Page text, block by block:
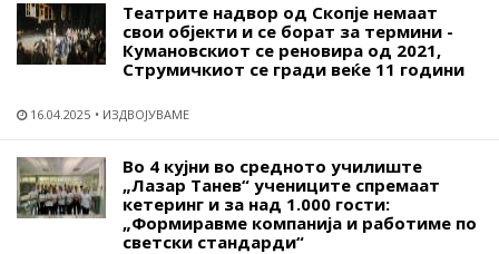
Театрите надвор од Скопје немаат
свои објекти и се борат за термини -
Кумановскиот се реновира од 2021,
Струмичкиот се гради веќе 11 години
16.04.2025 ИЗДВОЈУВАМЕ
Во 4 кујни во средното училиште
„Лазар Танев“ учениците спремаат
кетеринг и за над 1.000 гости:
„Формиравме компанија и работиме по
светски стандарди“